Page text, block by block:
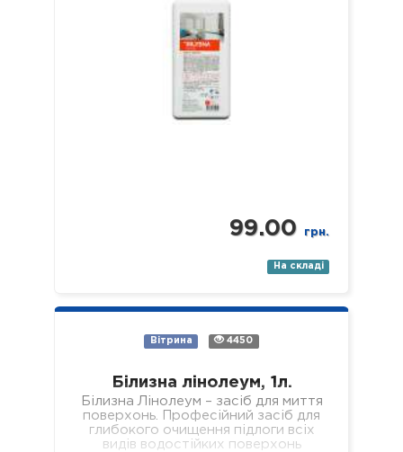
99.00 грн.
На складі
Вітрина 4450
Білизна лінолеум, 1л.
Білизна Лінолеум – засіб для миття
поверхонь. Професійний засіб для
глибокого очищення підлоги всіх
видів водостійких поверхонь